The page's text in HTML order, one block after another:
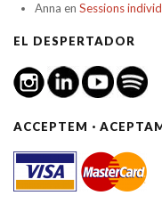
Anna en Sessions
EL DESPERTADOR
ACCEPTEM ·